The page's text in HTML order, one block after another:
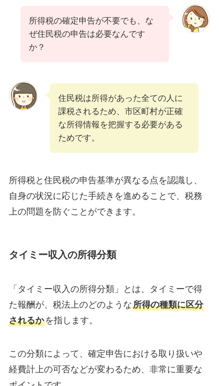
所得税の確定申告が不要でも、な
ぜ住民税の申告は必要なんです
か？
住民税は所得があった全ての人に
課税されるため、市区町村が正確
な所得情報を把握する必要がある
ためです。
所得税と住民税の申告基準が異なる点を認識し、
自身の状況に応じた手続きを進めることで、税務
上の問題を防ぐことができます。
タイミー収入の所得分類
「タイミー収入の所得分類」とは、タイミーで得
た報酬が、税法上のどのような所得の種類に区分
されるかを指します。
この分類によって、確定申告における取り扱いや
経費計上の可否などが変わるため、非常に重要な